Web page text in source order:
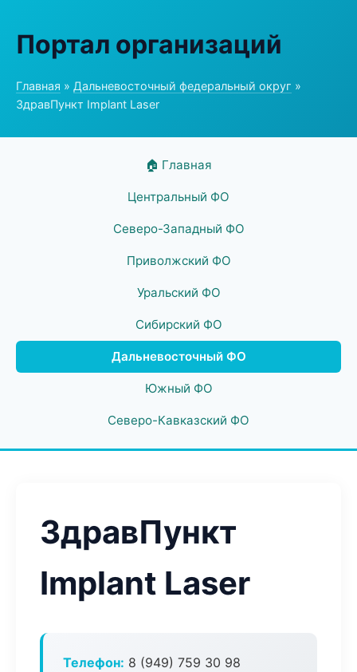
Портал организаций
Главная » Дальневосточный федеральный округ »
ЗдравПункт Implant Laser
🏠 Главная
Центральный ФО
Северо-Западный ФО
Приволжский ФО
Уральский ФО
Сибирский ФО
Дальневосточный ФО
Южный ФО
Северо-Кавказский ФО
ЗдравПункт
Implant Laser
Телефон: 8 (949) 759 30 98